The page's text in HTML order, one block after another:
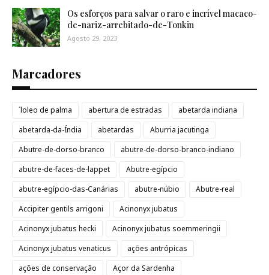
Os esforços para salvar o raro e incrível macaco-
de-nariz-arrebitado-de-Tonkin
Agosto 29, 2023
Marcadores
´loleo de palma abertura de estradas
abetarda indiana
abetarda-da-Índia
abetardas
Aburria jacutinga
Abutre-de-dorso-branco
abutre-de-dorso-branco-indiano
abutre-de-faces-de-lappet
Abutre-egípcio
abutre-egípcio-das-Canárias
abutre-núbio
Abutre-real
Accipiter gentils arrigoni
Acinonyx jubatus
Acinonyx jubatus hecki
Acinonyx jubatus soemmeringii
Acinonyx jubatus venaticus
ações antrópicas
ações de conservação
Açor da Sardenha